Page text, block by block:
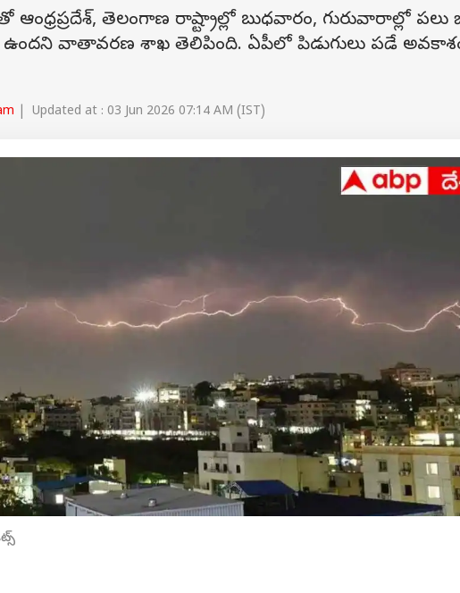
ఆంధ్రప్రదేశ్, తెలంగాణ రాష్ట్రాల్లో బుధవారం, గురువారాల్లో పలు
ఉందని వాతావరణ శాఖ తెలిపింది. ఏపీలో పిడుగులు పడే
| Updated at : 03 Jun 2026 07:14 AM (IST)